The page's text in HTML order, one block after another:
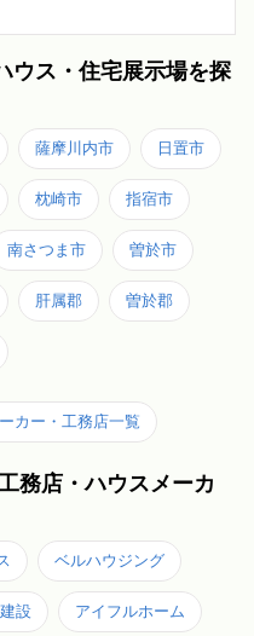
ウス・住宅展示場を探
薩摩川内市 日置市
枕崎市 指宿市
南さつま市 曽於市
肝属郡 曽於郡
カー・工務店一覧
務店・ハウスメーカ
ベルハウジング
設 アイフルホーム